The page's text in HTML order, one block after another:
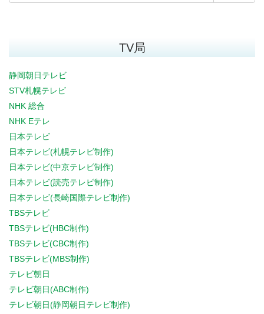
TV局
静岡朝日テレビ
STV札幌テレビ
NHK 総合
NHK Eテレ
日本テレビ
日本テレビ(札幌テレビ制作)
日本テレビ(中京テレビ制作)
日本テレビ(読売テレビ制作)
日本テレビ(長崎国際テレビ制作)
TBSテレビ
TBSテレビ(HBC制作)
TBSテレビ(CBC制作)
TBSテレビ(MBS制作)
テレビ朝日
テレビ朝日(ABC制作)
テレビ朝日(静岡朝日テレビ制作)